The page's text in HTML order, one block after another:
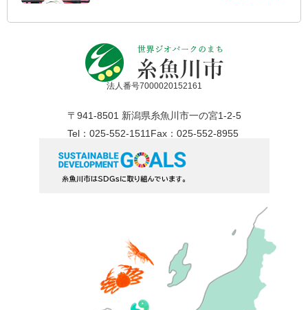
法人番号7000020152161
〒941-8501 新潟県糸魚川市一の宮1-2-5
Tel：025-552-1511 Fax：025-552-8955